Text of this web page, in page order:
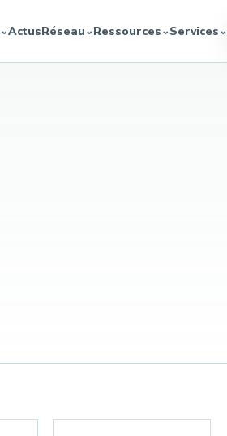
⌄ActusRéseau⌄Ressources⌄Services⌄